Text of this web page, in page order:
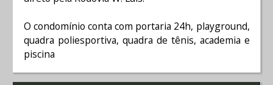
O condomínio conta com portaria 24h, playground,
quadra poliesportiva, quadra de tênis, academia e
piscina